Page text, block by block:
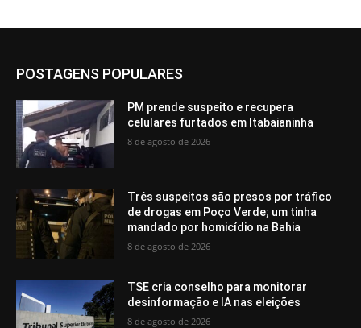
POSTAGENS POPULARES
PM prende suspeito e recupera
celulares furtados em Itabaianinha
8 de agosto de 2026
Três suspeitos são presos por tráfico
de drogas em Poço Verde; um tinha
mandado por homicídio na Bahia
8 de agosto de 2026
TSE cria conselho para monitorar
desinformação e IA nas eleições
8 de agosto de 2026